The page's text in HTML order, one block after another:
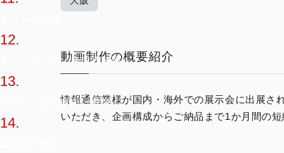
12.
インバウンド・多言語動画
13.
IR動画・投資家向け映像
14.
動画制作の概要紹介
情報通信業様が国内・海外での展示会に出展
いただき、企画構成からご納品まで1か月間の短